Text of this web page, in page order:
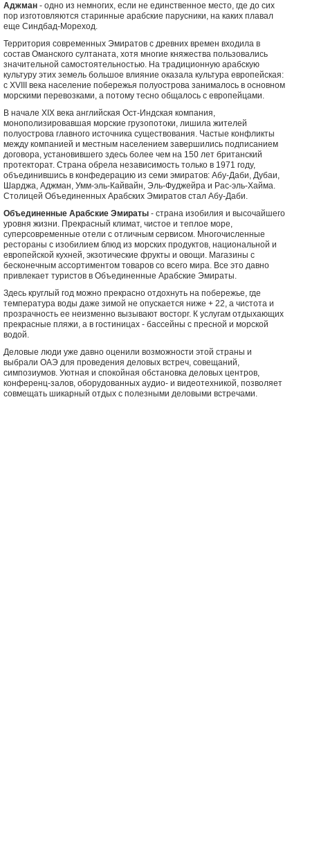
Аджман - одно из немногих, если не единственное место, где до сих
пор изготовляются старинные арабские парусники, на каких плавал
еще Синдбад-Мореход.
Территория современных Эмиратов с древних времен входила в
состав Оманского султаната, хотя многие княжества пользовались
значительной самостоятельностью. На традиционную арабскую
культуру этих земель большое влияние оказала культура европейская:
с XVIII века население побережья полуострова занималось в основном
морскими перевозками, а потому тесно общалось с европейцами.
В начале XIX века английская Ост-Индская компания,
монополизировавшая морские грузопотоки, лишила жителей
полуострова главного источника существования. Частые конфликты
между компанией и местным населением завершились подписанием
договора, установившего здесь более чем на 150 лет британский
протекторат. Страна обрела независимость только в 1971 году,
объединившись в конфедерацию из семи эмиратов: Абу-Даби, Дубаи,
Шарджа, Аджман, Умм-эль-Кайвайн, Эль-Фуджейра и Рас-эль-Хайма.
Столицей Объединенных Арабских Эмиратов стал Абу-Даби.
Объединенные Арабские Эмираты - страна изобилия и высочайшего
уровня жизни. Прекрасный климат, чистое и теплое море,
суперсовременные отели с отличным сервисом. Многочисленные
рестораны с изобилием блюд из морских продуктов, национальной и
европейской кухней, экзотические фрукты и овощи. Магазины с
бесконечным ассортиментом товаров со всего мира. Все это давно
привлекает туристов в Объединенные Арабские Эмираты.
Здесь круглый год можно прекрасно отдохнуть на побережье, где
температура воды даже зимой не опускается ниже + 22, а чистота и
прозрачность ее неизменно вызывают восторг. К услугам отдыхающих
прекрасные пляжи, а в гостиницах - бассейны с пресной и морской
водой.
Деловые люди уже давно оценили возможности этой страны и
выбрали ОАЭ для проведения деловых встреч, совещаний,
симпозиумов. Уютная и спокойная обстановка деловых центров,
конференц-залов, оборудованных аудио- и видеотехникой, позволяет
совмещать шикарный отдых с полезными деловыми встречами.